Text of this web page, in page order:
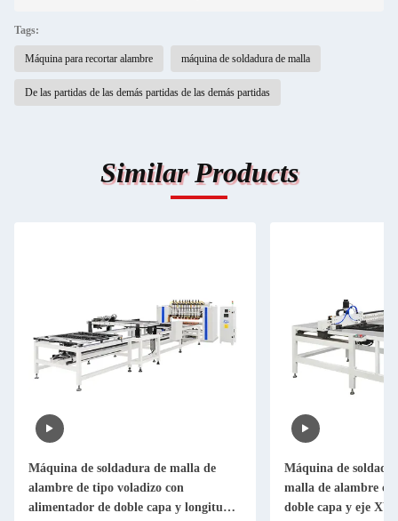
Tags:
Máquina para recortar alambre máquina de soldadura de malla
De las partidas de las demás partidas de las demás partidas
Similar Products
Máquina de soldadura de malla de
alambre de tipo voladizo con
alimentador de doble capa y longitud
Máquina de
malla de alambre
doble capa y eje XY